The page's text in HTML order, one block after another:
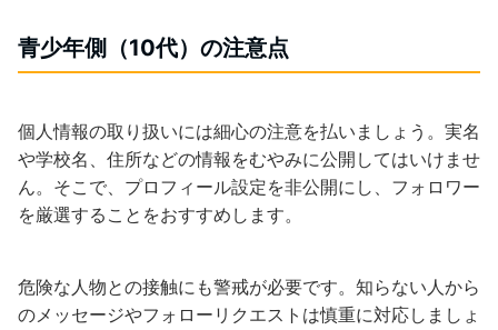
青少年側（10代）の注意点
個人情報の取り扱いには細心の注意を払いましょう。実名
や学校名、住所などの情報をむやみに公開してはいけませ
ん。そこで、プロフィール設定を非公開にし、フォロワー
を厳選することをおすすめします。
危険な人物との接触にも警戒が必要です。知らない人から
のメッセージやフォローリクエストは慎重に対応しましょ